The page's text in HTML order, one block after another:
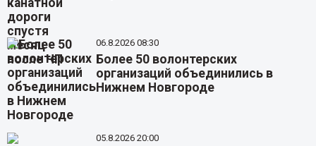
06.8.2026 08:30
Более 50 волонтерских
организаций объединились в
Нижнем Новгороде
05.8.2026 20:00